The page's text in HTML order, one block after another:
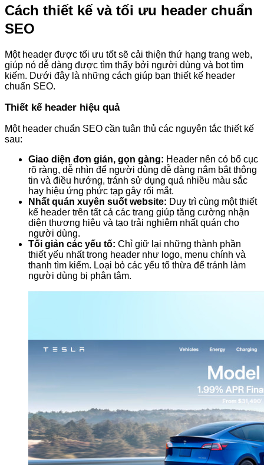
Cách thiết kế và tối ưu header chuẩn
SEO
Một header được tối ưu tốt sẽ cải thiện thứ hạng trang web,
giúp nó dễ dàng được tìm thấy bởi người dùng và bot tìm
kiếm. Dưới đây là những cách giúp bạn thiết kế header
chuẩn SEO.
Thiết kế header hiệu quả
Một header chuẩn SEO cần tuân thủ các nguyên tắc thiết kế
sau:
Giao diện đơn giản, gọn gàng: Header nên có bố cục
rõ ràng, dễ nhìn để người dùng dễ dàng nắm bắt thông
tin và điều hướng, tránh sử dụng quá nhiều màu sắc
hay hiệu ứng phức tạp gây rối mắt.
Nhất quán xuyên suốt website: Duy trì cùng một thiết
kế header trên tất cả các trang giúp tăng cường nhận
diện thương hiệu và tạo trải nghiệm nhất quán cho
người dùng.
Tối giản các yếu tố: Chỉ giữ lại những thành phần
thiết yếu nhất trong header như logo, menu chính và
thanh tìm kiếm. Loại bỏ các yếu tố thừa để tránh làm
người dùng bị phân tâm.